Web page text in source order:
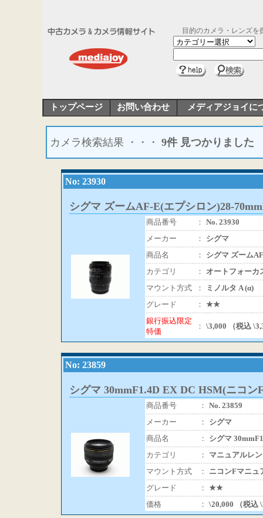
目的のカメラ・レンズを
トップページ お問い合わせ メディアジョイに
カメラ検索結果 ・・・ 9件 見つかりました
No: 23930
シグマ ズームAF-E(エプシロン)28-
商品番号 ： No. 23930
メーカー
：
シグマ
商品名
：
シグマ ズーム
カテゴリ
：
オートフォーカ
マウント方式
：
ミノルタ A (α)
グレード
： ★★
銀行振込限定
特価
： \3,000 （税込
No: 23859
シグマ 30mmF1.4D EX DC HSM(ニコン
商品番号 ： No. 23859
メーカー
：
シグマ
商品名
：
シグマ
カテゴリ
：
マニュアルレ
マウント方式
：
ニコンFマニュ
グレード
： ★★
価格
： \20,000 （税込